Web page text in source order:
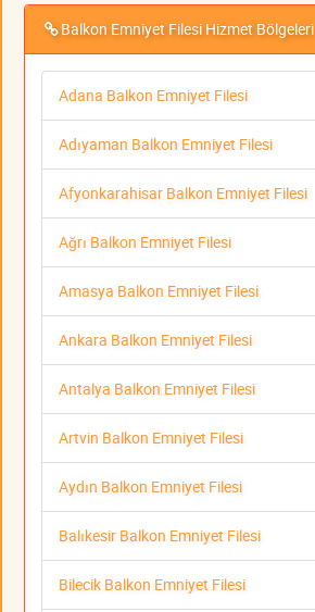
Balkon Emniyet Filesi Hizmet Bölgeleri
Adana Balkon Emniyet Filesi
Adıyaman Balkon Emniyet Filesi
Afyonkarahisar Balkon Emniyet Filesi
Ağrı Balkon Emniyet Filesi
Amasya Balkon Emniyet Filesi
Ankara Balkon Emniyet Filesi
Antalya Balkon Emniyet Filesi
Artvin Balkon Emniyet Filesi
Aydın Balkon Emniyet Filesi
Balıkesir Balkon Emniyet Filesi
Bilecik Balkon Emniyet Filesi